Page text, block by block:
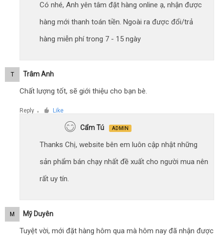
Có nhé, Anh yên tâm đặt hàng online ạ, nhận được
hàng mới thanh toán tiền. Ngoài ra được đổi/trả
hàng miễn phí trong 7 - 15 ngày
T Trâm Anh
Chất lượng tốt, sẽ giới thiệu cho bạn bè.
Reply ● Like
Cẩm Tú ADMIN
Thanks Chị, website bên em luôn cập nhật những
sản phẩm bán chạy nhất đề xuất cho người mua nên
rất uy tín.
M Mỹ Duyên
Tuyệt vời, mới đặt hàng hôm qua mà hôm nay đã nhận được